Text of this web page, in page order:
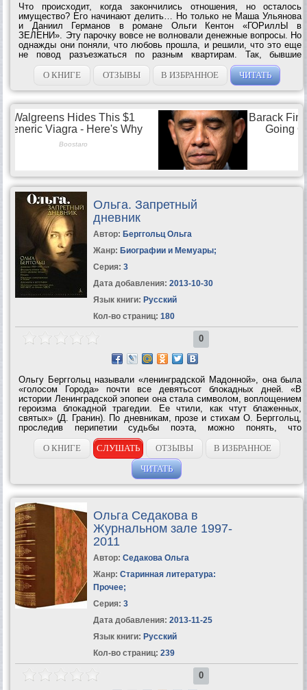
Что происходит, когда закончились отношения, но осталось
имущество? Его начинают делить… Но только не Маша Ульянова
и Даниил Германов в романе Ольги Кентон «ГОРиллЫ в
ЗЕЛЕНИ». Эту парочку вовсе не волновали денежные вопросы. Но
однажды они поняли, что любовь прошла, и решили, что это еще
не повод разъезжаться по разным квартирам. Так, бывшие
возлюбленные остались жить под одной крышей, втайне надеясь,
что это не помешает каждому из...
О КНИГЕ ОТЗЫВЫ В ИЗБРАННОЕ ЧИТАТЬ
Ольга. Запретный
дневник
Автор: Берггольц Ольга
Жанр: Биографии и Мемуары;
Серия: 3
Дата добавления: 2013-10-30
Язык книги: Русский
Кол-во страниц: 180
0
Ольгу Берггольц называли «ленинградской Мадонной», она была
«голосом Города» почти все девятьсот блокадных дней. «В
истории Ленинградской эпопеи она стала символом, воплощением
героизма блокадной трагедии. Ее чтили, как чтут блаженных,
святых» (Д. Гранин). По дневникам, прозе и стихам О. Берггольц,
проследив перипетии судьбы поэта, можно понять, что
происходило с нашей страной в довоенные, военные и
послевоенные годы. Берггольц —...
О КНИГЕ СЛУШАТЬ ОТЗЫВЫ
В ИЗБРАННОЕ
ЧИТАТЬ
Ольга Седакова в
Журнальном зале 1997-
2011
Автор: Седакова Ольга
Жанр: Старинная литература:
Прочее;
Серия: 3
Дата добавления: 2013-11-25
Язык книги: Русский
Кол-во страниц: 239
0